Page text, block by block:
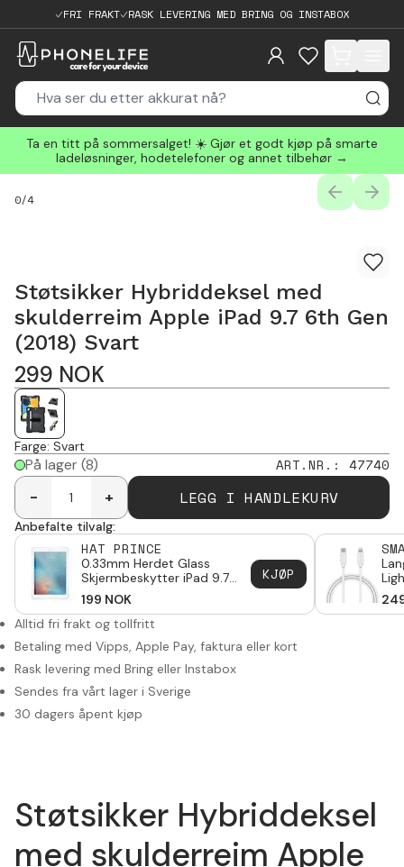
FRI FRAKT RASK LEVERING MED BRING OG INSTABOX
items in cart,
Ta en titt på sommersalget! ☀️ Gjør et godt kjøp på smarte
ladeløsninger, hodetelefoner og annet tilbehør →
0/4
Støtsikker Hybriddeksel med
skulderreim Apple iPad 9.7 6th Gen
(2018) Svart
299 NOK
Farge: Svart
På lager(8) ART.NR. : 47740
-
+ LEGG I HANDLEKURV
Anbefalte tilvalg:
HAT PRINCE
0.33mm Herdet Glass
Skjermbeskytter iPad 9.7
6th Gen (2018)
199 NOK
KJØP
Alltid fri frakt og tollfritt
Betaling med Vipps, Apple Pay, faktura eller kort
Rask levering med Bring eller Instabox
Sendes fra vårt lager i Sverige
30 dagers åpent kjøp
Støtsikker Hybriddeksel
med skulderreim Apple